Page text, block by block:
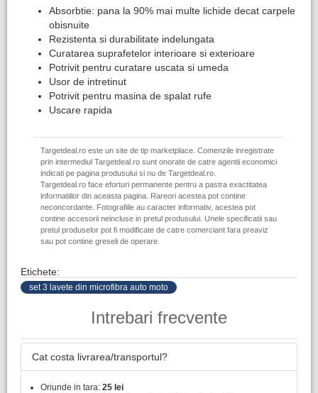
Absorbtie: pana la 90% mai multe lichide decat carpele
obisnuite
Rezistenta si durabilitate indelungata
Curatarea suprafetelor interioare si exterioare
Potrivit pentru curatare uscata si umeda
Usor de intretinut
Potrivit pentru masina de spalat rufe
Uscare rapida
Targetdeal.ro este un site de tip marketplace. Comenzile inregistrate
prin intermediul Targetdeal.ro sunt onorate de catre agentii economici
indicati pe pagina produsului si nu de Targetdeal.ro.
Targetdeal.ro face eforturi permanente pentru a pastra exactitatea
informatiilor din aceasta pagina. Rareori acestea pot contine
neconcordante. Fotografiile au caracter informativ, acestea pot
contine accesorii neincluse in pretul produsului. Unele specificatii sau
pretul produselor pot fi modificate de catre comerciant fara preaviz
sau pot contine greseli de operare.
Etichete:
set 3 lavete din microfibra auto moto
Intrebari frecvente
Cat costa livrarea/transportul?
Oriunde in tara: 25 lei